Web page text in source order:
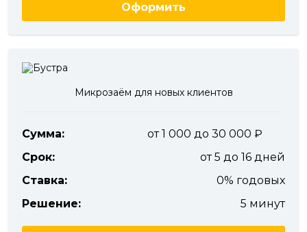
Оформить
Микрозаём для новых клиентов
Сумма:
от 1 000 до 30 000
Срок:
от 5 до 16 дней
Ставка:
0% годовых
Решение:
5 минут